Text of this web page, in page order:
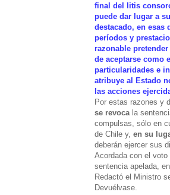
final del litis
puede dar lugar a
destacado, en esas
períodos y
razonable
de aceptarse como
particularidades e
atribuye al Estado
las acciones
Por estas razones y
se revoca la
compulsas, sólo en
de Chile y, en su
deberán ejercer sus
Acordada con el
sentencia apelada,
Redactó el Ministro
Devuélvase.